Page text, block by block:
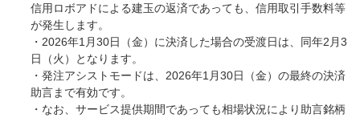
信用ロボアドによる建玉の返済であっても、信用取引手数料等
が発生します。
・2026年1月30日（金）に決済した場合の受渡日は、同年2月3
日（火）となります。
・発注アシストモードは、2026年1月30日（金）の最終の決済
助言まで有効です。
・なお、サービス提供期間であっても相場状況により助言銘柄